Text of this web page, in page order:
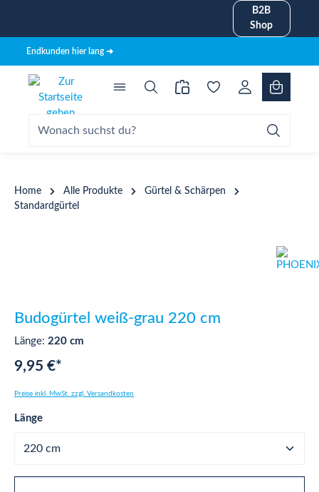
B2B
Shop
Endkunden hier lang ➜
Home Alle Produkte
Gürtel & Schärpen
Standardgürtel
Budogürtel weiß-grau 220 cm
Länge: 220 cm
9,95 €*
Preise inkl. MwSt. zzgl. Versandkosten
Längeauswählen